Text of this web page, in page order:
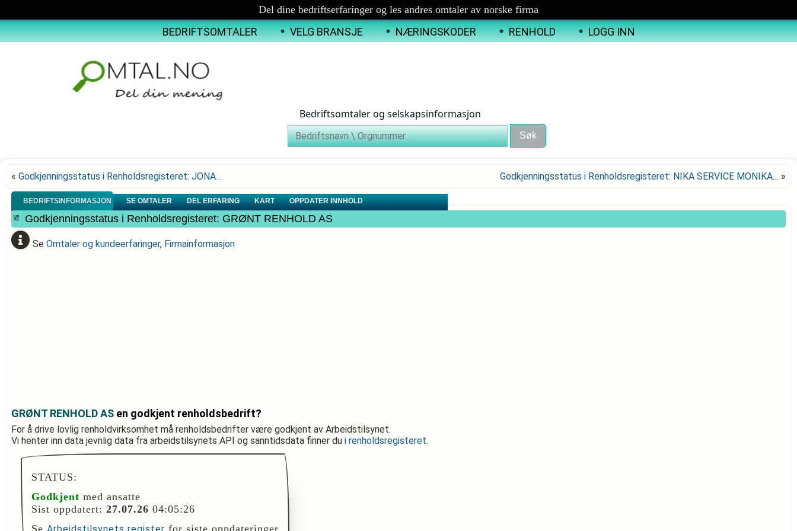
Del dine bedriftserfaringer og les andres omtaler av norske firma
BEDRIFTSOMTALER VELG BRANSJE NÆRINGSKODER RENHOLD LOGG INN
Bedriftsomtaler og selskapsinformasjon
« Godkjenningsstatus i Renholdsregisteret: JONA… Godkjenningsstatus i Renholdsregisteret: NIKA SERVICE MONIKA… »
BEDRIFTSINFORMASJON SE OMTALER DEL ERFARING KART OPPDATER INNHOLD
Godkjenningsstatus i Renholdsregisteret: GRØNT RENHOLD AS
Se Omtaler og kundeerfaringer, Firmainformasjon
GRØNT RENHOLD AS en godkjent renholdsbedrift?
For å drive lovlig renholdvirksomhet må renholdsbedrifter være godkjent av Arbeidstilsynet.
Vi henter inn data jevnlig data fra arbeidstilsynets API og sanntidsdata finner du i renholdsregisteret.
STATUS:
Godkjent med ansatte
Sist oppdatert: 27.07.26 04:05:26
Se
for siste oppdateringer